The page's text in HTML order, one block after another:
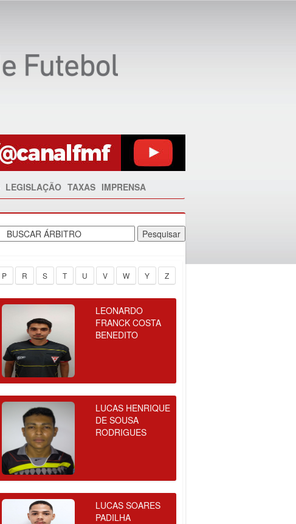
LEGISLAÇÃO TAXAS IMPRENSA
P R S T U V W Y Z
LEONARDO
FRANCK COSTA
BENEDITO
LUCAS HENRIQUE
DE SOUSA
RODRIGUES
LUCAS SOARES
PADILHA